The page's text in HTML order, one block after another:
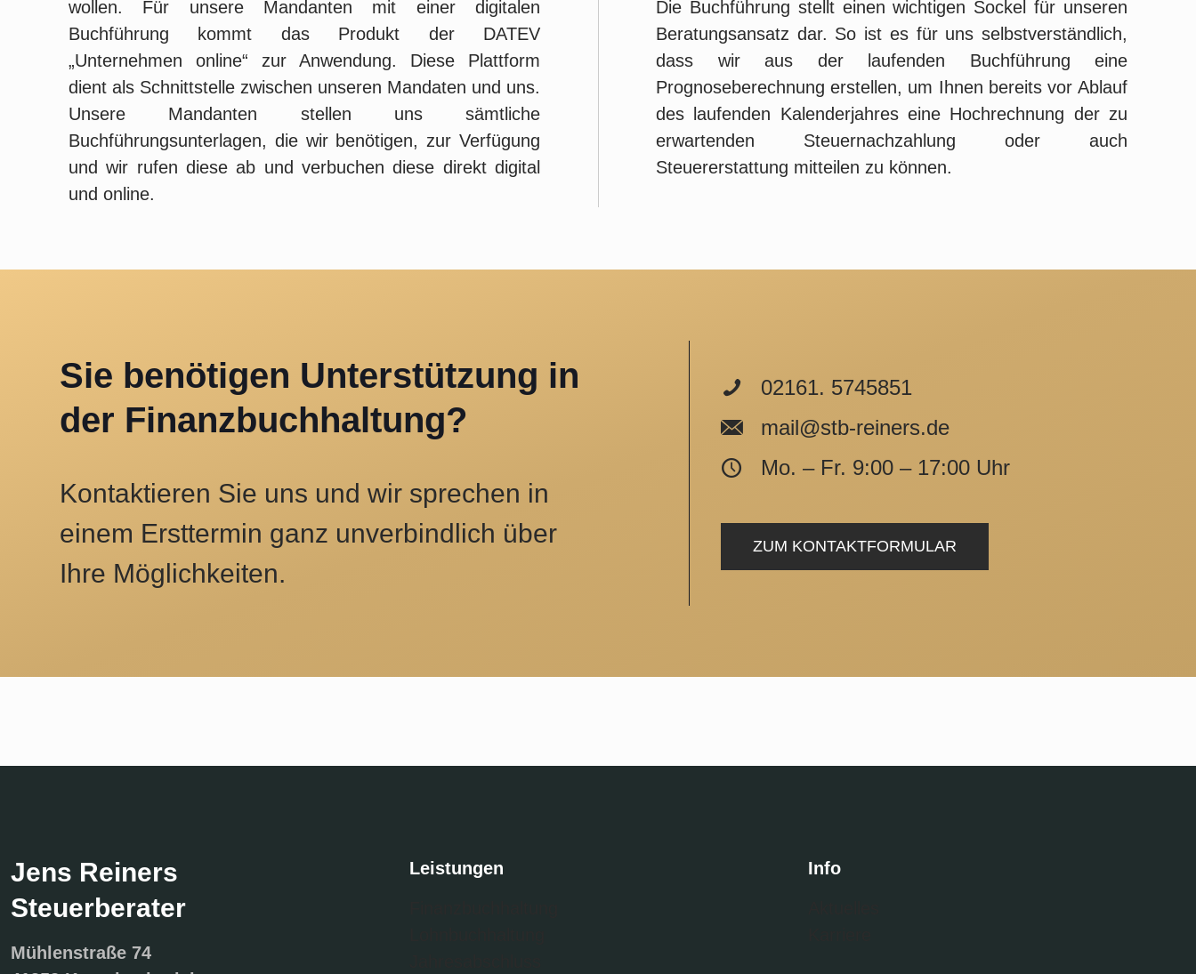
wollen. Für unsere Mandanten mit einer digitalen
Buchführung kommt das Produkt der DATEV
„Unternehmen online“ zur Anwendung. Diese Plattform
dient als Schnittstelle zwischen unseren Mandaten und uns.
Unsere Mandanten stellen uns sämtliche
Buchführungsunterlagen, die wir benötigen, zur Verfügung
und wir rufen diese ab und verbuchen diese direkt digital
und online.
Die Buchführung stellt einen wichtigen Sockel für unseren
Beratungsansatz dar. So ist es für uns selbstverständlich,
dass wir aus der laufenden Buchführung eine
Prognoseberechnung erstellen, um Ihnen bereits vor Ablauf
des laufenden Kalenderjahres eine Hochrechnung der zu
erwartenden Steuernachzahlung oder auch
Steuererstattung mitteilen zu können.
Sie benötigen Unterstützung in
der Finanzbuch­haltung?
Kontaktieren Sie uns und wir sprechen in
einem Ersttermin ganz unverbindlich über
Ihre Möglichkeiten.
02161. 5745851
mail@stb-reiners.de
Mo. – Fr. 9:00 – 17:00 Uhr
ZUM KONTAKTFORMULAR
Jens Reiners
Steuerberater
Mühlenstraße 74
Leistungen Info